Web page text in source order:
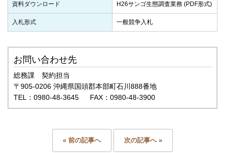
資料ダウンロード H26サンゴ生態調査業務 (PDF形式)
入札形式 一般競争入札
お問い合わせ先
総務課 契約担当
〒905-0206 沖縄県国頭郡本部町石川888番地
TEL：0980-48-3645 FAX：0980-48-3900
« 前の記事へ 次の記事へ »